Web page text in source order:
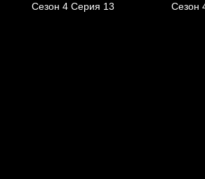
Сезон 4 Серия 13 Сезон